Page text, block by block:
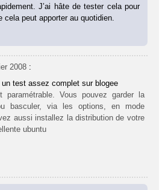
J’ai hâte de tester cela pour
peut apporter au quotidien.
2008 :
un test assez complet sur blogee
paramétrable. Vous pouvez garder la
basculer, via les options, en mode
aussi installez la distribution de votre
ubuntu